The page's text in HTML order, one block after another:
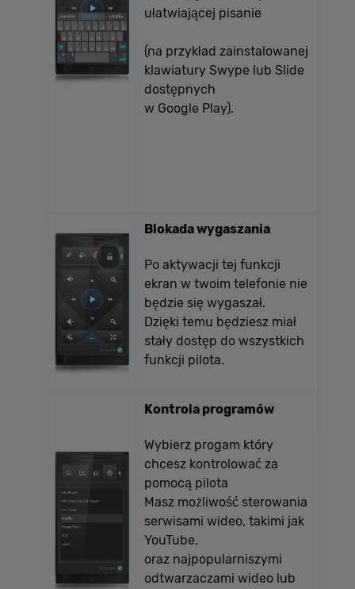
ułatwiającej pisanie
(na przykład zainstalowanej
klawiatury Swype lub Slide
dostępnych
w Google Play).
Blokada wygaszania
Po aktywacji tej funkcji
ekran w twoim telefonie nie
będzie się wygaszał.
Dzięki temu będziesz miał
stały dostęp do wszystkich
funkcji pilota.
Kontrola programów
Wybierz progam który
chcesz kontrolować za
pomocą pilota
Masz możliwość sterowania
serwisami wideo, takimi jak
YouTube,
oraz najpopularniszymi
odtwarzaczami wideo lub